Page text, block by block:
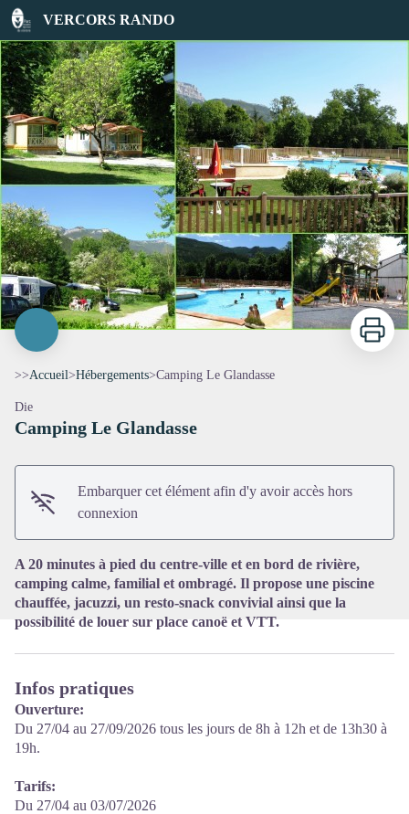
VERCORS RANDO
Camping Le Glandasse
Voir l'image en plein écran
Imprimer
>>Accueil>Hébergements>Camping Le Glandasse
Die
Camping Le Glandasse
Embarquer cet élément afin d'y avoir accès hors
connexion
A 20 minutes à pied du centre-ville et en bord de rivière,
camping calme, familial et ombragé. Il propose une piscine
chauffée, jacuzzi, un resto-snack convivial ainsi que la
possibilité de louer sur place canoë et VTT.
Infos pratiques
Ouverture:
Du 27/04 au 27/09/2026 tous les jours de 8h à 12h et de 13h30 à
19h.
Tarifs:
Du 27/04 au 03/07/2026